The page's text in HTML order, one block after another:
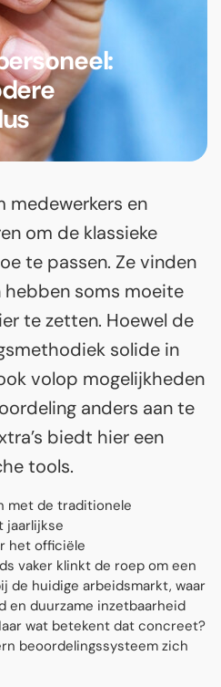
medewerkers en
om de klassieke
te passen. Ze vinden
hebben soms moeite
te zetten. Hoewel de
solide in
volop mogelijkheden
anders aan te
biedt hier een
tools.
met de traditionele
jaarlijkse
het officiële
vaker klinkt de roep om een
de huidige arbeidsmarkt, waar
en duurzame inzetbaarheid
wat betekent dat concreet?
beoordelingssysteem zich